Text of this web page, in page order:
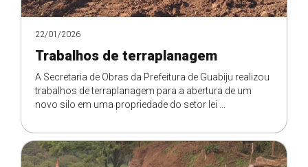
22/01/2026
Trabalhos de terraplanagem
A Secretaria de Obras da Prefeitura de Guabiju realizou
trabalhos de terraplanagem para a abertura de um
novo silo em uma propriedade do setor lei ...